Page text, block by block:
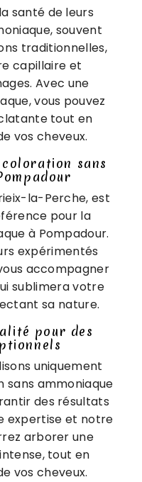
santé de leurs
souvent
traditionnelles,
capillaire et
Avec une
vous pouvez
tout en
vos cheveux.
sans
la-Perche, est
pour la
à Pompadour.
expérimentés
accompagner
sublimera votre
sa nature.
pour des
uniquement
sans ammoniaque
des résultats
expertise et notre
arborer une
tout en
vos cheveux.